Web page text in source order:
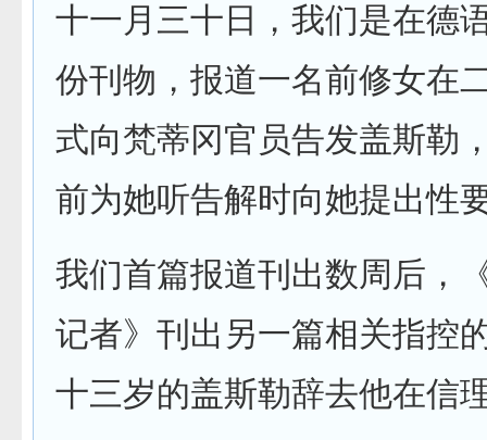
十一月三十日，我们是在德
份刊物，报道一名前修女在
式向梵蒂冈官员告发盖斯勒
前为她听告解时向她提出性
我们首篇报道刊出数周后，
记者》刊出另一篇相关指控
十三岁的盖斯勒辞去他在信